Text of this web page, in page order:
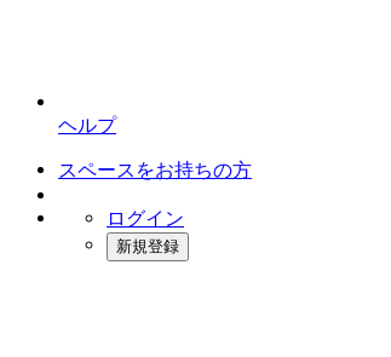
ヘルプ
スペースをお持ちの方
ログイン
新規登録